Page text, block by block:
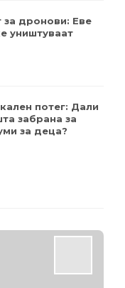
за дронови: Еве
уништуваат
потег: Дали
забрана за
за деца?